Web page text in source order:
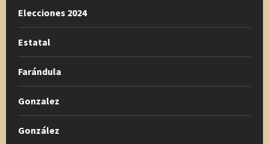
Elecciones 2024
Estatal
Farándula
Gonzalez
González